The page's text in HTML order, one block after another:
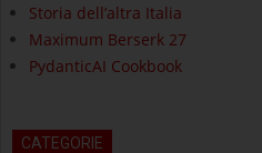
Storia dell’altra Italia
Maximum Berserk 27
PydanticAI Cookbook
CATEGORIE